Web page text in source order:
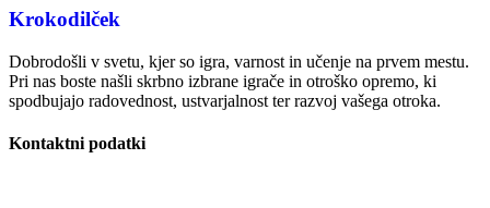
Krokodilček
Dobrodošli v svetu, kjer so igra, varnost in učenje na prvem mestu.
Pri nas boste našli skrbno izbrane igrače in otroško opremo, ki
spodbujajo radovednost, ustvarjalnost ter razvoj vašega otroka.
Kontaktni podatki